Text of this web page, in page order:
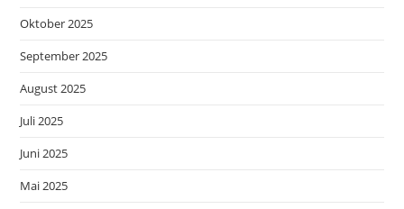
Oktober 2025
September 2025
August 2025
Juli 2025
Juni 2025
Mai 2025